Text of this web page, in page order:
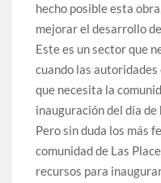
hecho posible esta
mejorar el desarrollo
Este es un sector que
cuando las
que necesita la
inauguración del día de
Pero sin duda los más
comunidad de Las
recursos para